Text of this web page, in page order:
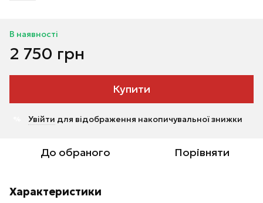
В наявності
2 750 грн
Купити
Увійти для відображення накопичувальної знижки
До обраного Порівняти
Характеристики